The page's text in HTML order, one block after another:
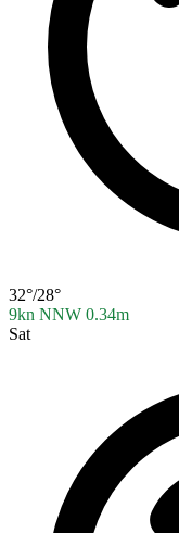
32°/28°
9kn NNW 0.34m
Sat